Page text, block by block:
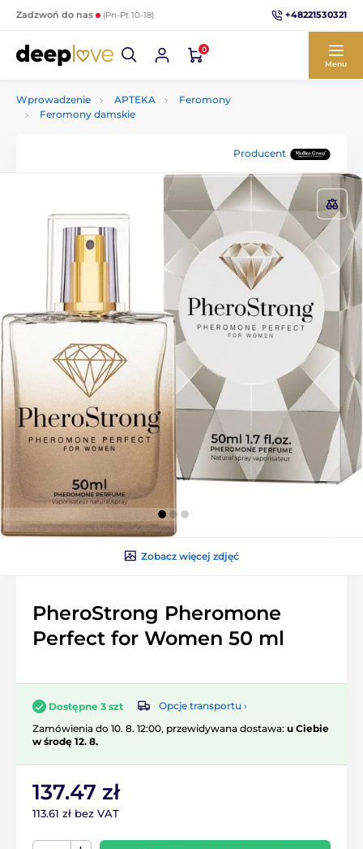
Zadzwoń do nas (Pn-Pt 10-18) +48221530321
0
Menu
Wprowadzenie APTEKA
Feromony
Feromony damskie
Producent
Zobacz więcej zdjęć
PheroStrong Pheromone
Perfect for Women 50 ml
Dostępne 3 szt
Opcje transportu ›
Zamówienia do 10. 8. 12:00, przewidywana dostawa: u Ciebie
w środę 12. 8.
137.47 zł
113.61 zł bez VAT